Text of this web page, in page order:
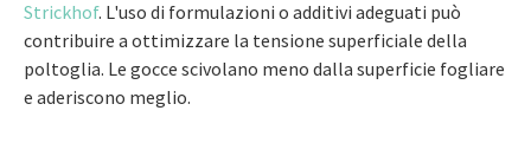
Strickhof. L'uso di formulazioni o additivi adeguati può
contribuire a ottimizzare la tensione superficiale della
poltoglia. Le gocce scivolano meno dalla superficie fogliare
e aderiscono meglio.